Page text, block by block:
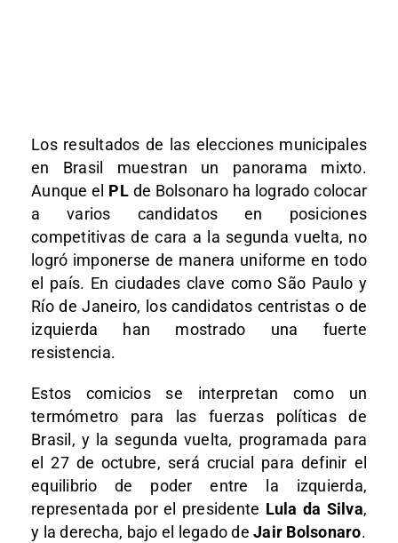
Los resultados de las elecciones municipales
en Brasil muestran un panorama mixto.
Aunque el PLde Bolsonaro ha logrado colocar
a varios candidatos en posiciones
competitivas de cara a la segunda vuelta, no
logró imponerse de manera uniforme en todo
el país. En ciudades clave como São Paulo y
Río de Janeiro, los candidatos centristas o de
izquierda han mostrado una fuerte
resistencia.
Estos comicios se interpretan como un
termómetro para las fuerzas políticas de
Brasil, y la segunda vuelta, programada para
el 27 de octubre, será crucial para definir el
equilibrio de poder entre la izquierda,
representada por el presidente Lula da Silva,
y la derecha, bajo el legado de Jair Bolsonaro.